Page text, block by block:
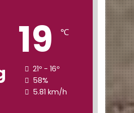
19 ℃
21º - 16º
58%
5.81 km/h